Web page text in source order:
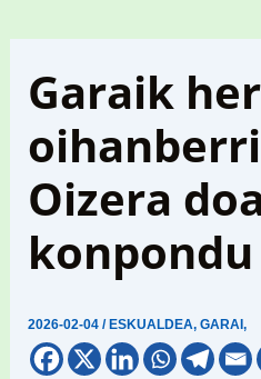
Garaik
Oizera
2026-02-04/ ESKUALDEA,GARAI,